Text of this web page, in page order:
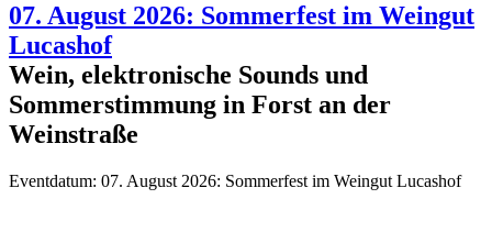
07. August 2026: Sommerfest im Weingut
Lucashof
Wein, elektronische Sounds und
Sommerstimmung in Forst an der
Weinstraße
Eventdatum: 07. August 2026: Sommerfest im Weingut Lucashof